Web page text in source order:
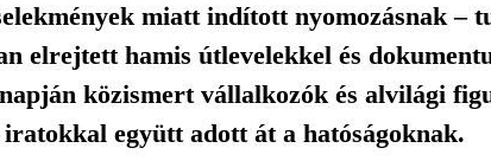
miatt indított nyomozásnak –
elrejtett hamis útlevelekkel és
közismert vállalkozók és alvilági
együtt adott át a hatóságoknak.